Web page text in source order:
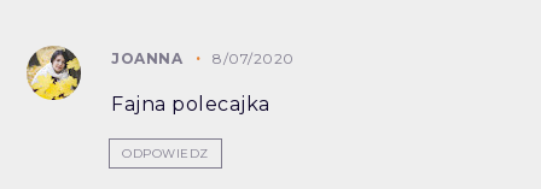
JOANNA 8/07/2020
Fajna polecajka
ODPOWIEDZ